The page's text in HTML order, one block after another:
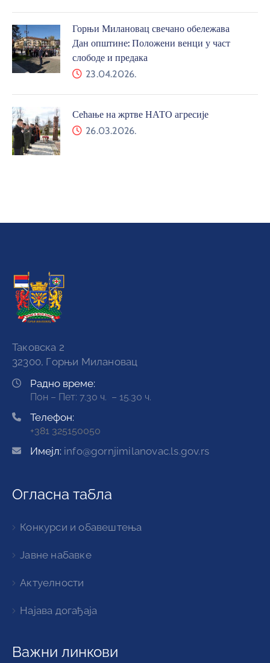
Горњи Милановац свечано обележава
Дан општине: Положени венци у част
слободе и предака
23.04.2026.
Сећање на жртве НАТО агресије
26.03.2026.
Таковска 2
32300, Горњи Милановац
Радно време:
Пон – Пет: 7.30 ч. – 15.30 ч.
Телефон:
+381 325150050
Имејл: info@gornjimilanovac.ls.gov.rs
Огласна табла
Конкурси и обавештења
Јавне набавке
Актуелности
Најава догађаја
Важни линкови